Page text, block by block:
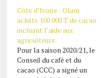
Côte d’Ivoire : Olam
achète 100 000 T de cacao
incluant l’aide aux
agriculteurs
Pour la saison 2020/21, le
Conseil du café et du
cacao (CCC) a signé un